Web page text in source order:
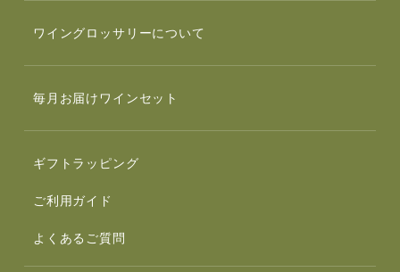
ワイングロッサリーについて
毎月お届けワインセット
ギフトラッピング
ご利用ガイド
よくあるご質問